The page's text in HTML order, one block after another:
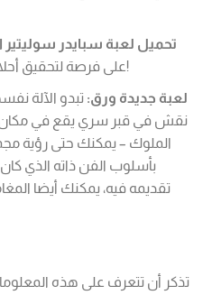
تحميل لعبة سبايدر سوليتير
على فرصة لتحقيق أحلامك من خلال ألعاب الكازينو!
لعبة جديدة ورق: تبدو الآلة
نقش في قبر سري يقع في مكان
الملوك – يمكنك حتى رؤية
بأسلوب الفن ذاته الذي
تقديمه فيه، يمكنك أيضا
تذكر أن تتعرف على هذه